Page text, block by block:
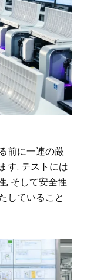
前に一連の厳
す. テストには
, そして安全性.
していること